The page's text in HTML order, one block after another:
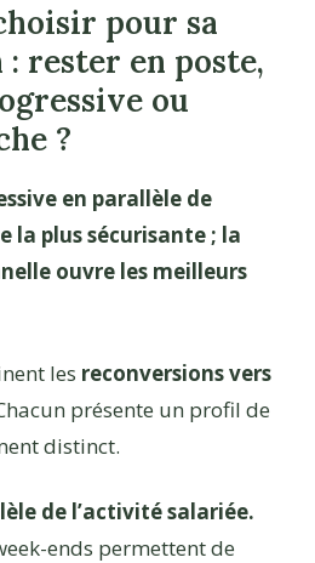
pour sa
rester en poste,
ou
?
en parallèle de
la plus sécurisante ; la
ouvre les meilleurs
les reconversions vers
présente un profil de
distinct.
de l’activité salariée.
ends permettent de